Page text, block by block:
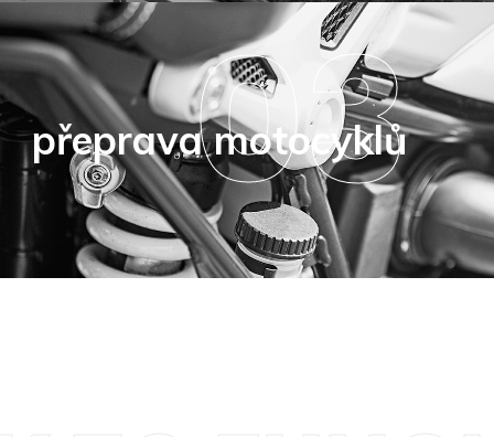
03
přeprava motocyklů